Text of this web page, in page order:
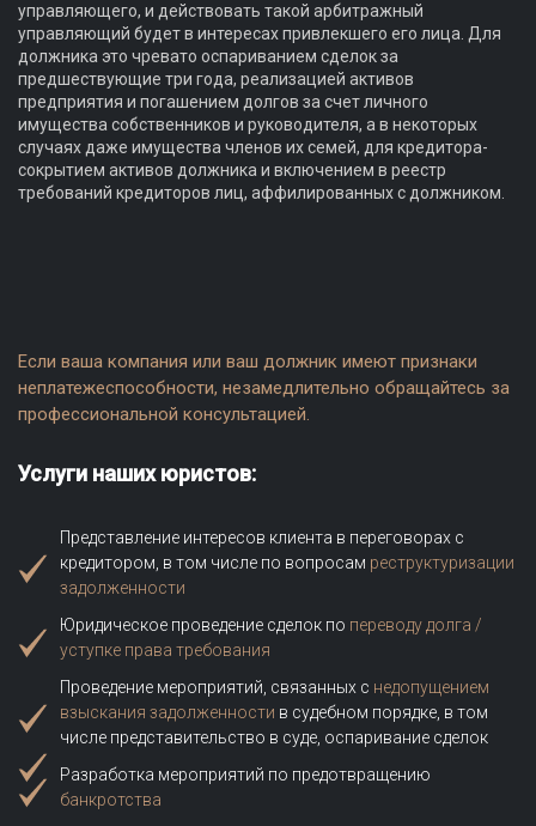
управляющего, и действовать такой арбитражный
управляющий будет в интересах привлекшего его лица. Для
должника это чревато оспариванием сделок за
предшествующие три года, реализацией активов
предприятия и погашением долгов за счет личного
имущества собственников и руководителя, а в некоторых
случаях даже имущества членов их семей, для кредитора-
сокрытием активов должника и включением в реестр
требований кредиторов лиц, аффилированных с должником.
Если ваша компания или ваш должник имеют признаки
неплатежеспособности, незамедлительно обращайтесь за
профессиональной консультацией.
Услуги наших юристов:
Представление интересов клиента в переговорах с
кредитором, в том числе по вопросам реструктуризации
задолженности
Юридическое проведение сделок по переводу долга /
уступке права требования
Проведение мероприятий, связанных с недопущением
взыскания задолженности в судебном порядке, в том
числе представительство в суде, оспаривание сделок
Разработка мероприятий по предотвращению
банкротства